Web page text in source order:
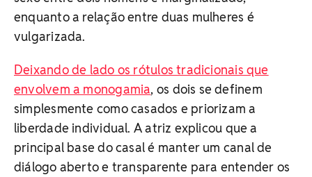
enquanto a relação entre duas mulheres é
vulgarizada.
Deixando de lado os rótulos tradicionais que
envolvem a monogamia, os dois se definem
simplesmente como casados e priorizam a
liberdade individual. A atriz explicou que a
principal base do casal é manter um canal de
diálogo aberto e transparente para entender os